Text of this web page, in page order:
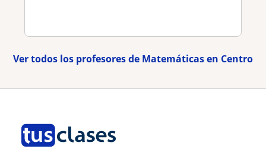
Ver todos los profesores de Matemáticas en Centro